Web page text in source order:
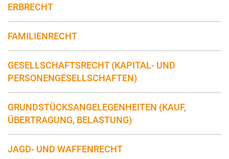
ERBRECHT
FAMILIENRECHT
GESELLSCHAFTSRECHT (KAPITAL- UND
PERSONENGESELLSCHAFTEN)
GRUNDSTÜCKSANGELEGENHEITEN (KAUF,
ÜBERTRAGUNG, BELASTUNG)
JAGD- UND WAFFENRECHT